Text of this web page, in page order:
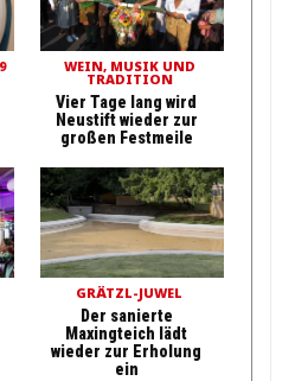
WEIN, MUSIK UND
TRADITION
Vier Tage lang wird
Neustift wieder zur
großen Festmeile
GRÄTZL-JUWEL
Der sanierte
Maxingteich lädt
wieder zur Erholung
ein